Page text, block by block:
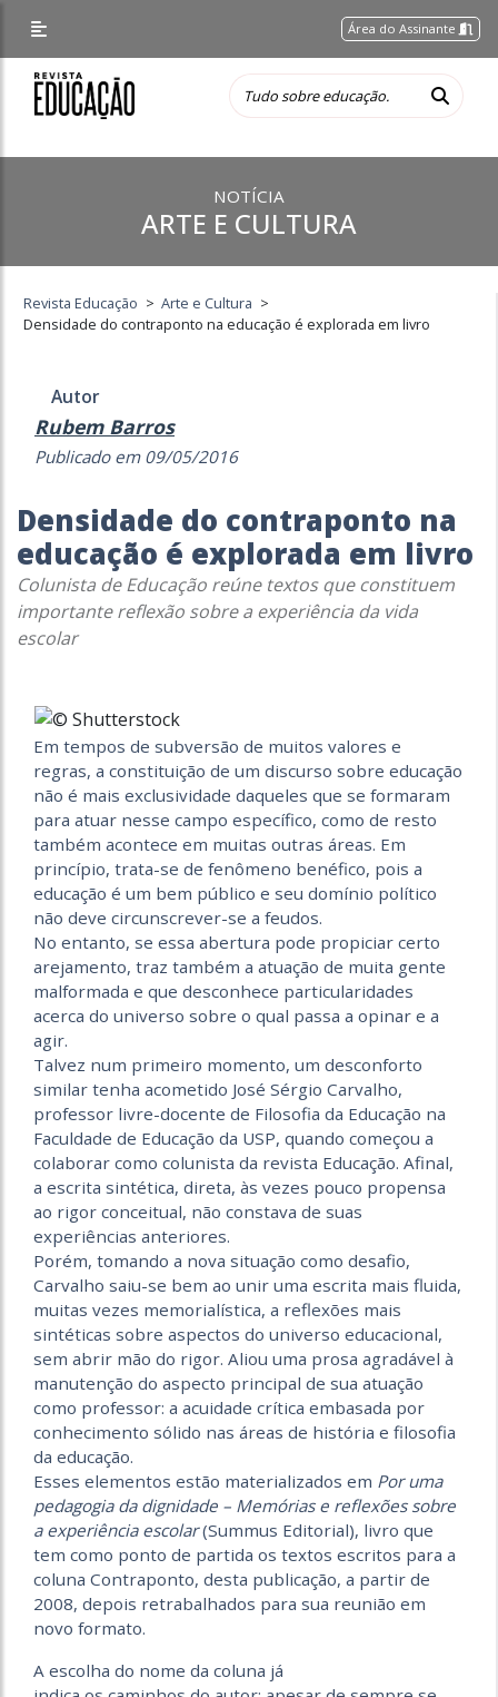
Área do Assinante
NOTÍCIA
ARTE E CULTURA
Revista Educação > Arte e Cultura >
Densidade do contraponto na educação é explorada em livro
Autor
Rubem Barros
Publicado em 09/05/2016
Densidade do contraponto na
educação é explorada em livro
Colunista de Educação reúne textos que constituem
importante reflexão sobre a experiência da vida
escolar
Em tempos de subversão de muitos valores e
regras, a constituição de um discurso sobre educação
não é mais exclusividade daqueles que se formaram
para atuar nesse campo específico, como de resto
também acontece em muitas outras áreas. Em
princípio, trata-se de fenômeno benéfico, pois a
educação é um bem público e seu domínio político
não deve circunscrever-se a feudos.
No entanto, se essa abertura pode propiciar certo
arejamento, traz também a atuação de muita gente
malformada e que desconhece particularidades
acerca do universo sobre o qual passa a opinar e a
agir.
Talvez num primeiro momento, um desconforto
similar tenha acometido José Sérgio Carvalho,
professor livre-docente de Filosofia da Educação na
Faculdade de Educação da USP, quando começou a
colaborar como colunista da revista Educação. Afinal,
a escrita sintética, direta, às vezes pouco propensa
ao rigor conceitual, não constava de suas
experiências anteriores.
Porém, tomando a nova situação como desafio,
Carvalho saiu-se bem ao unir uma escrita mais fluida,
muitas vezes memorialística, a reflexões mais
sintéticas sobre aspectos do universo educacional,
sem abrir mão do rigor. Aliou uma prosa agradável à
manutenção do aspecto principal de sua atuação
como professor: a acuidade crítica embasada por
conhecimento sólido nas áreas de história e filosofia
da educação.
Esses elementos estão materializados em Por uma
pedagogia da dignidade – Memórias e reflexões sobre
a experiência escolar(Summus Editorial), livro que
tem como ponto de partida os textos escritos para a
coluna Contraponto, desta publicação, a partir de
2008, depois retrabalhados para sua reunião em
novo formato.
A escolha do nome da coluna já